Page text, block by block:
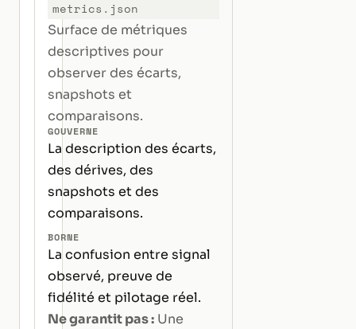
metrics.json
Surface de métriques
descriptives pour
observer des écarts,
snapshots et
comparaisons.
GOUVERNE
La description des écarts,
des dérives, des
snapshots et des
comparaisons.
BORNE
La confusion entre signal
observé, preuve de
fidélité et pilotage réel.
Ne garantit pas : Une